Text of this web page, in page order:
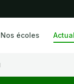
Nos écoles